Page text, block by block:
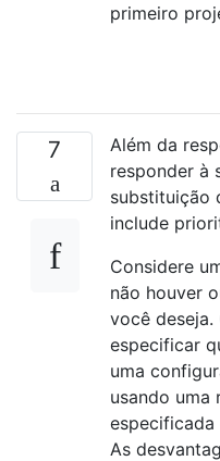
primeiro
7
Além da
responder à
substituição
include
Considere
não houver
você deseja.
especificar
uma
usando uma
especificada
As